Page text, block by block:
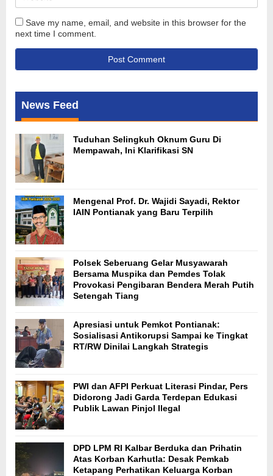
Save my name, email, and website in this browser for the
next time I comment.
News Feed
Tuduhan Selingkuh Oknum Guru Di
Mempawah, Ini Klarifikasi SN
Mengenal Prof. Dr. Wajidi Sayadi, Rektor
IAIN Pontianak yang Baru Terpilih
Polsek Seberuang Gelar Musyawarah
Bersama Muspika dan Pemdes Tolak
Provokasi Pengibaran Bendera Merah Putih
Setengah Tiang
Apresiasi untuk Pemkot Pontianak:
Sosialisasi Antikorupsi Sampai ke Tingkat
RT/RW Dinilai Langkah Strategis
PWI dan AFPI Perkuat Literasi Pindar, Pers
Didorong Jadi Garda Terdepan Edukasi
Publik Lawan Pinjol Ilegal
DPD LPM RI Kalbar Berduka dan Prihatin
Atas Korban Karhutla: Desak Pemkab
Ketapang Perhatikan Keluarga Korban